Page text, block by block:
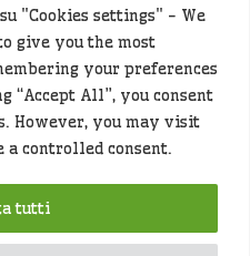
"Cookies settings" - We
give you the most
your preferences
“Accept All”, you consent
However, you may visit
a controlled consent.
tutti
bozza rielaborando, con
contenuti
e altri siti di interesse
l'articolo viene
(privacy policy)